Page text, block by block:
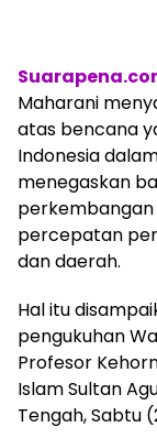
Maharani
atas bencana
Indonesia
menegaskan
percepatan
dan daerah.
Hal itu
pengukuhan
Profesor
Islam Sultan
Tengah, Sabtu